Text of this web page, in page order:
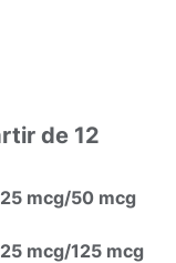
de 12
mcg/50 mcg
mcg/125 mcg